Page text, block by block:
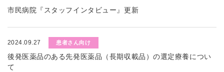
市民病院『スタッフインタビュー』更新
2024.09.27 患者さん向け
後発医薬品のある先発医薬品（長期収載品）の選定療養につい
て